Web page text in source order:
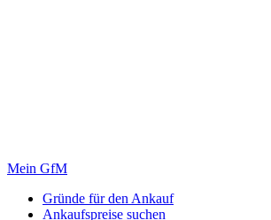
Mein GfM
Gründe für den Ankauf
Ankaufspreise suchen